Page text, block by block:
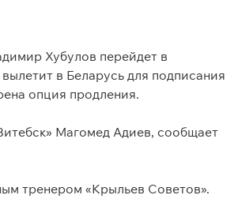
Хубулов перейдет в
в Беларусь для подписания
опция продления.
Магомед Адиев, сообщает
тренером «Крыльев Советов».